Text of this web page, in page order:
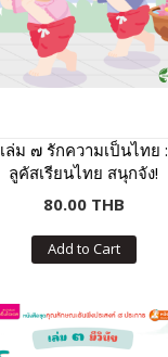
เล่ม ๗ รักความเป็นไทย :
ลูคัสเรียนไทย สนุกจัง!
80.00 THB
Add to Cart